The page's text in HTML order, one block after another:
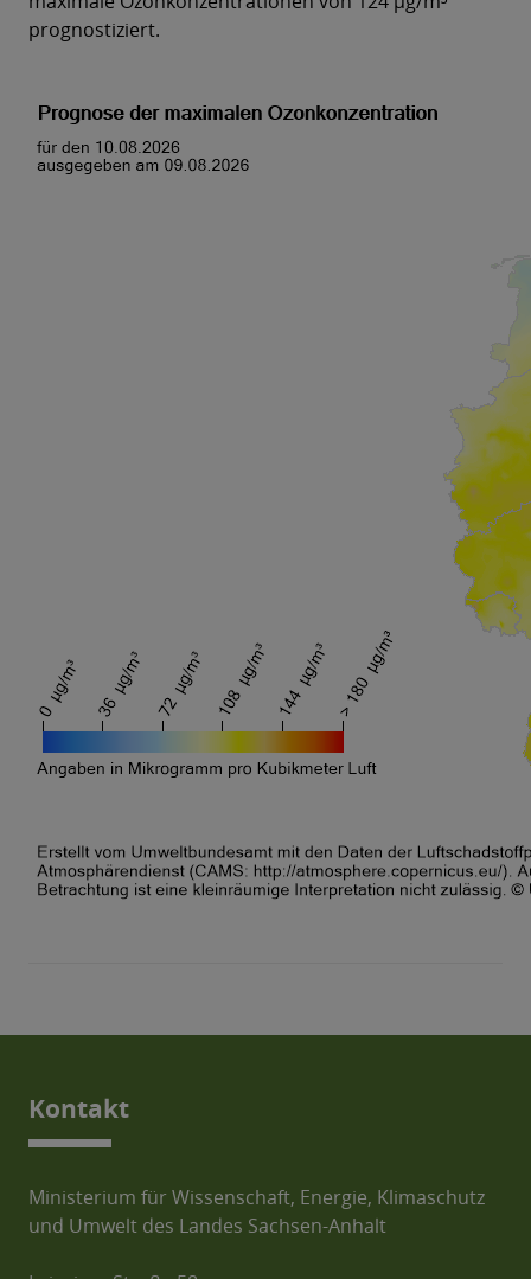
Kontakt
Ministerium für Wissenschaft, Energie, Klimaschutz
und Umwelt des Landes Sachsen-Anhalt